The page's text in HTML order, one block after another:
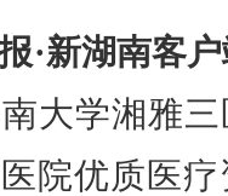
·新湖南客
大学湘雅
院优质医